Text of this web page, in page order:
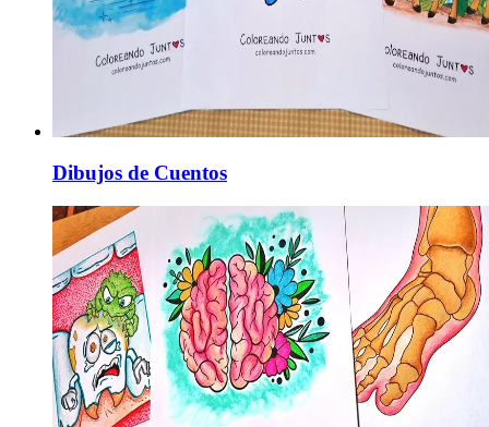
Dibujos de Cuentos